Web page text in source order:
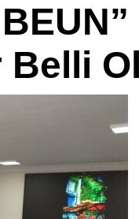
Belli